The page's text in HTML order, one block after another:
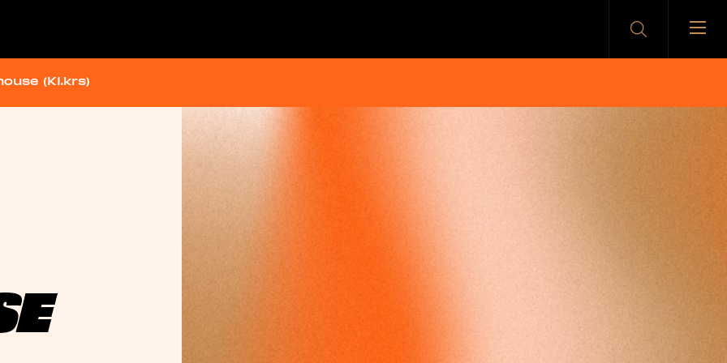
(K1.krs)